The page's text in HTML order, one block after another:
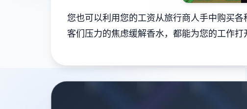
您也可以利用您的工资从旅行商人手中购买
客们压力的焦虑缓解香水，都能为您的工作打